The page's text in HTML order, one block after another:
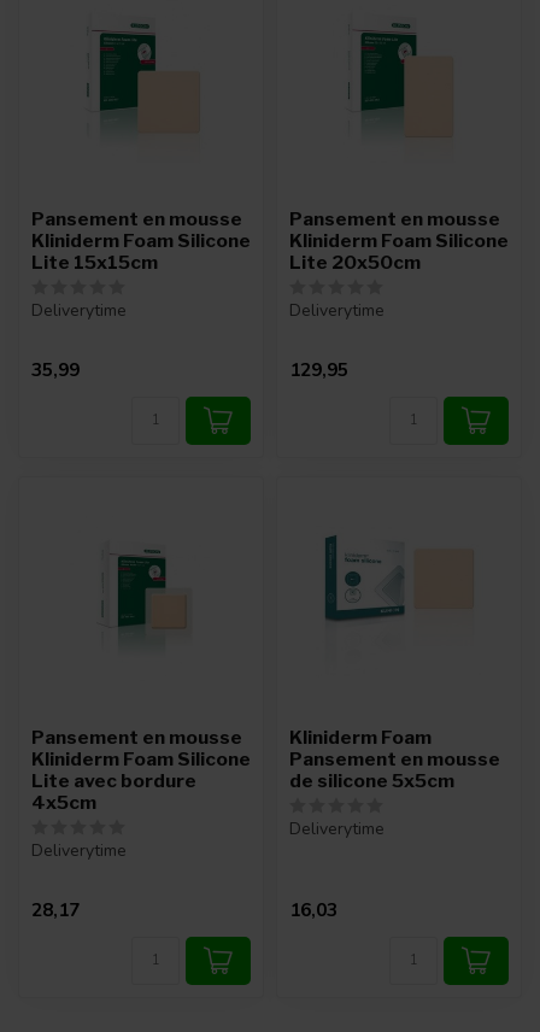
Pansement en mousse
Kliniderm Foam Silicone
Lite 15x15cm
Deliverytime
35,99
Pansement en mousse
Kliniderm Foam Silicone
Lite 20x50cm
Deliverytime
129,95
Pansement en mousse
Kliniderm Foam Silicone
Lite avec bordure
4x5cm
Deliverytime
28,17
Kliniderm Foam
Pansement en mousse
de silicone 5x5cm
Deliverytime
16,03